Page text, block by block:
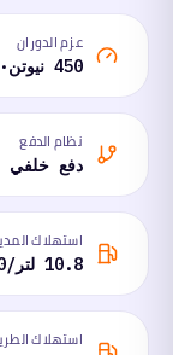
عزم الدوران
450 نيوتن·متر
نظام الدفع
دفع خلفي RWD
استهلاك
10.8 لتر/100كم
استهلاك